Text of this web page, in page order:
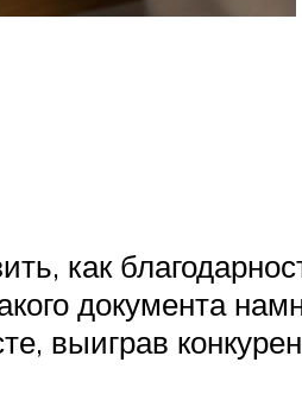
как
документа
выиграв